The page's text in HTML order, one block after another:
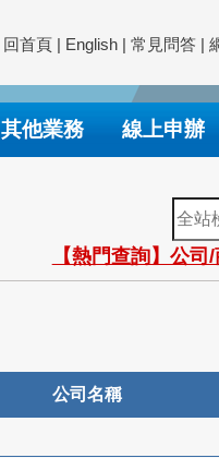
回首頁 | English | 常見問答 |
其他業務 線上申辦
全
站
檢
索
【熱門查詢】公
公司名稱